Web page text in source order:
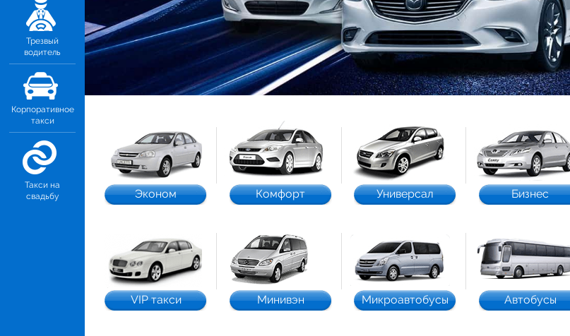
Трезвый
водитель
Корпоративное
такси
Такси на
свадьбу
Эконом Комфорт Универсал Бизнес
VIP такси Минивэн Микроавтобусы Автобусы